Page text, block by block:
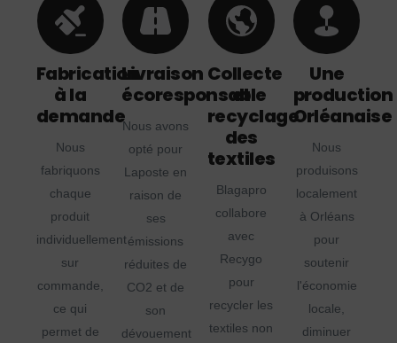
Fabrication
à la
demande
Nous
fabriquons
chaque
produit
individuellement
sur
commande,
ce qui
permet de
Livraison
écoresponsable
Nous avons
opté pour
Laposte en
raison de
ses
émissions
réduites de
CO2 et de
son
dévouement
Collecte
et
recyclage
des
textiles
Blagapro
collabore
avec
Recygo
pour
recycler les
textiles non
Une
production
Orléanaise
Nous
produisons
localement
à Orléans
pour
soutenir
l'économie
locale,
diminuer